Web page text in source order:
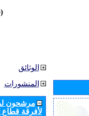
الوثائق
المنشورات
مرشحون
لأفرقة قطاع